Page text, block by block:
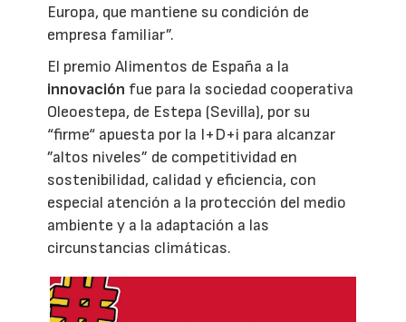
Europa, que mantiene su condición de
empresa familiar”.
El premio Alimentos de España a la
innovación fue para la sociedad cooperativa
Oleoestepa, de Estepa (Sevilla), por su
“firme“ apuesta por la I+D+i para alcanzar
”altos niveles” de competitividad en
sostenibilidad, calidad y eficiencia, con
especial atención a la protección del medio
ambiente y a la adaptación a las
circunstancias climáticas.